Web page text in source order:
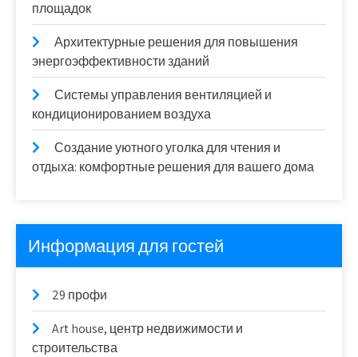
площадок
Архитектурные решения для повышения
энергоэффективности зданий
Системы управления вентиляцией и
кондиционированием воздуха
Создание уютного уголка для чтения и
отдыха: комфортные решения для вашего дома
Информация для гостей
29 профи
Art house, центр недвижимости и
строительства